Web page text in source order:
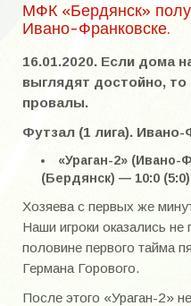
МФК «Бердянск»
Ивано-Франковске.
16.01.2020. Если дома
выглядят достойно,
провалы.
Футзал (1 лига).
«Ураган-2»
(Бердянск) — 10:0 (5:0)
Хозяева с первых же
Наши игроки оказались не
половине первого тайма
Германа Горового.
После этого «Ураган-2»